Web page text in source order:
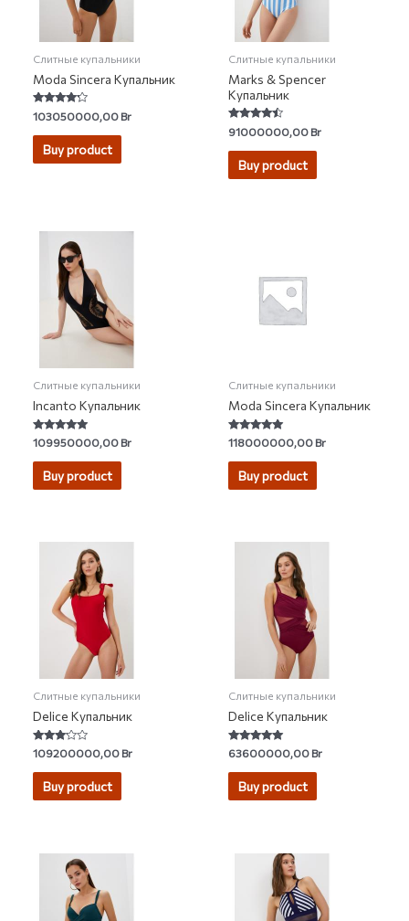
Слитные купальники
Moda Sincera Купальник
Rated
4.00
out of 5
103050000,00Br
Buy product
Слитные купальники
Marks & Spencer
Купальник
Rated
4.20
out of 5
91000000,00Br
Buy product
Слитные купальники
Incanto Купальник
Rated
4.75
out of 5
109950000,00Br
Buy product
Слитные купальники
Moda Sincera Купальник
Rated
4.80
out of 5
118000000,00Br
Buy product
Слитные купальники
Delice Купальник
Rated
3.00
out of 5
109200000,00Br
Buy product
Слитные купальники
Delice Купальник
Rated
5.00
out of 5
63600000,00Br
Buy product